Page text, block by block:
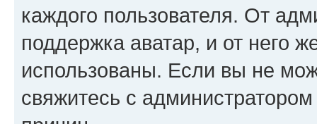
каждого пользователя. От
поддержка аватар, и от него
использованы. Если вы не
свяжитесь с